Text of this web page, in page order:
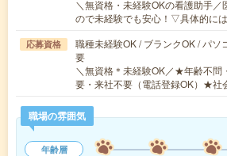
＼無資格・未経験OKの看護助手
ので未経験でも安心！▽具体的に
応募資格
職種未経験OK / ブランクOK / パソ
要
＼無資格＊未経験OK／★年齢不
要・来社不要（電話登録OK）★社
職場の雰囲気
年齢層